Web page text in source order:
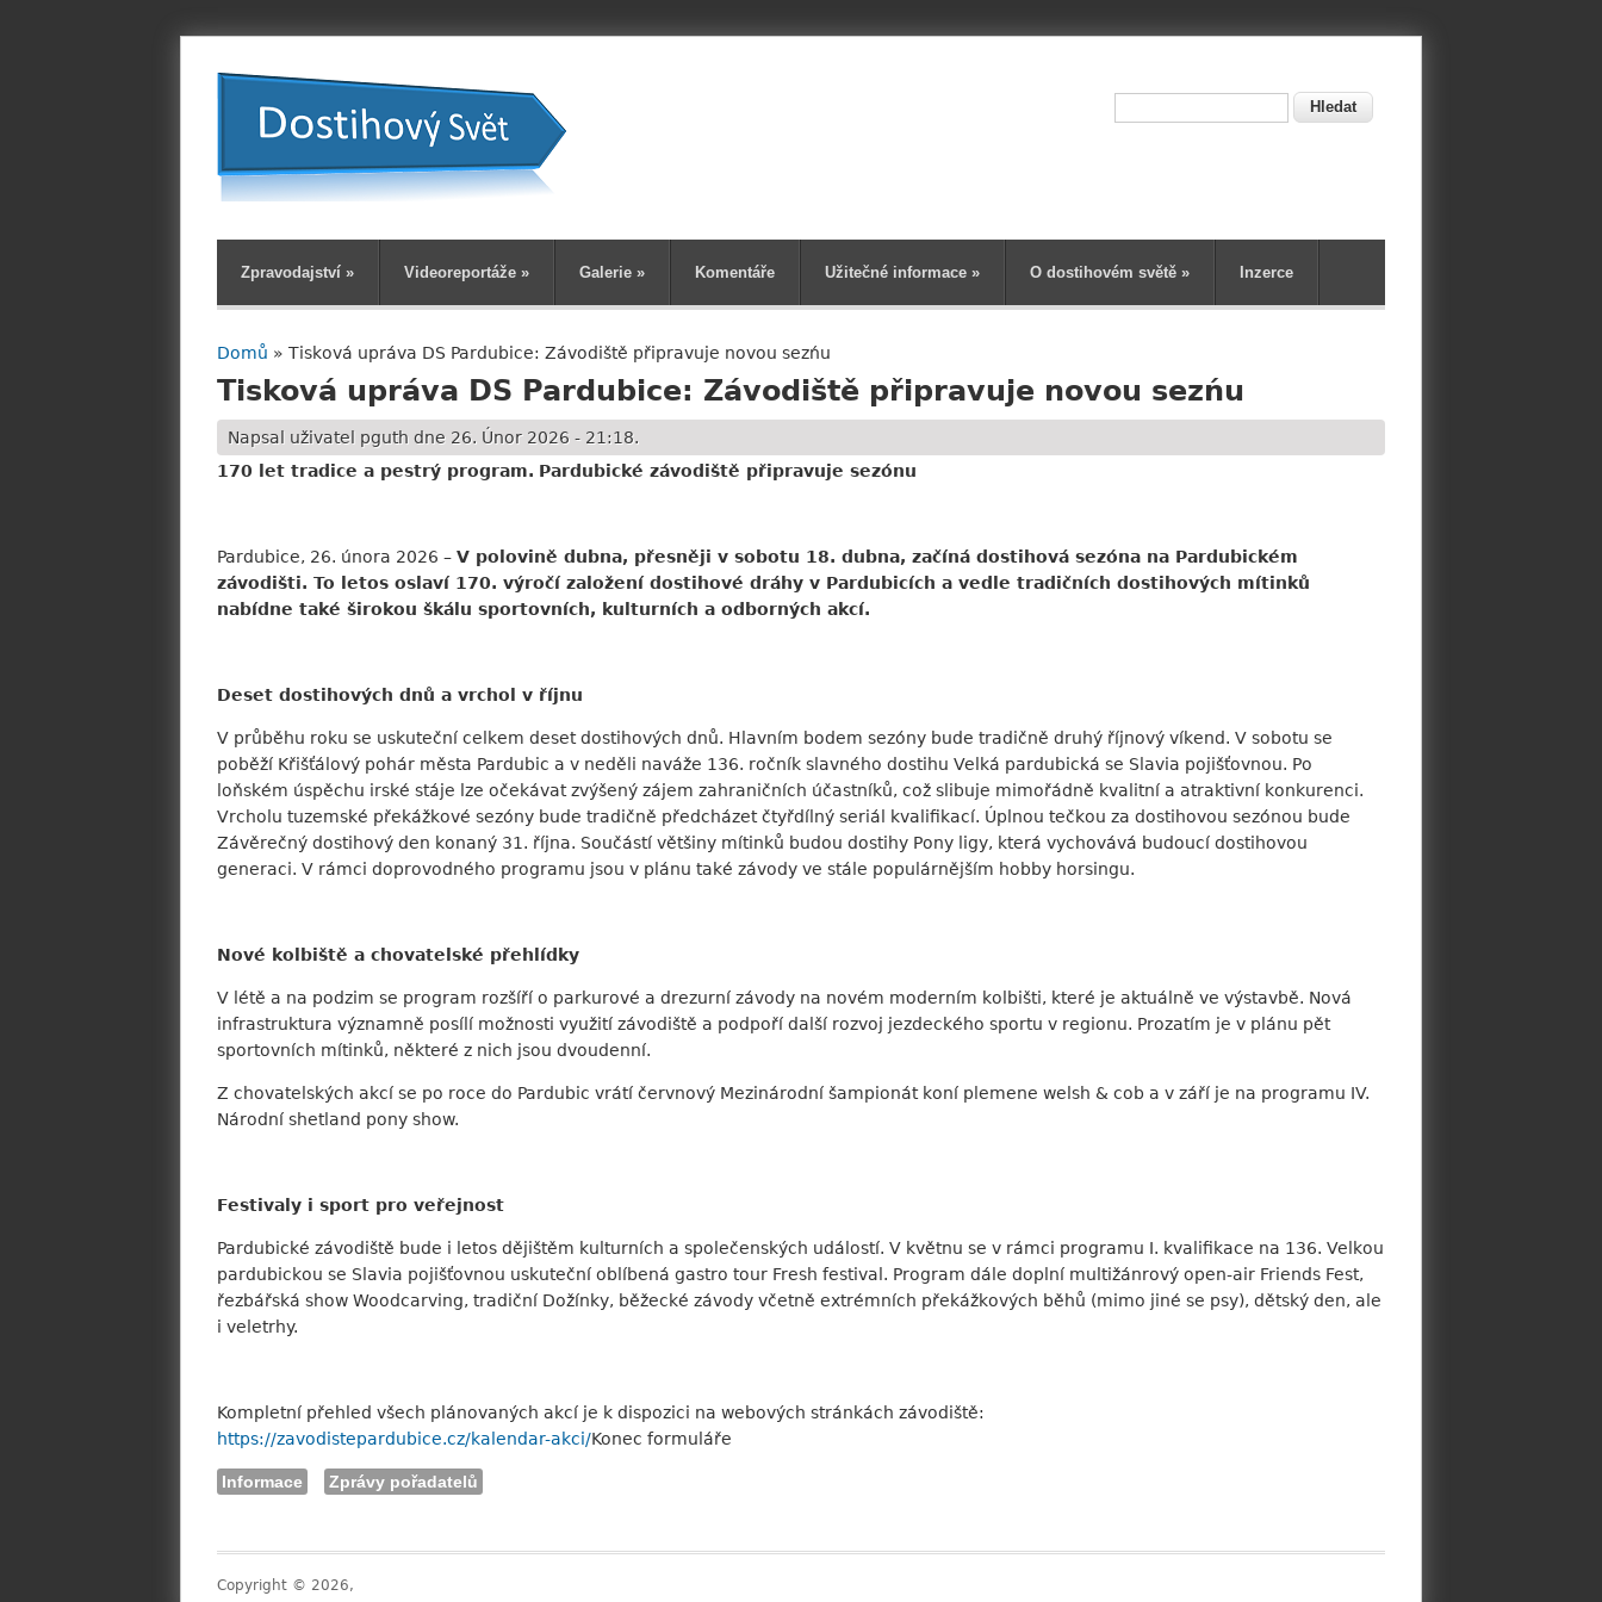
Zpravodajství » Videoreportáže » Galerie » Komentáře Užitečné informace » O dostihovém světě » Inzerce
Jste zde
Domů » Tisková upráva DS Pardubice: Závodiště připravuje novou sezńu
Tisková upráva DS Pardubice: Závodiště připravuje novou sezńu
Napsal uživatel pguth dne 26. Únor 2026 - 21:18.
170 let tradice a pestrý program. Pardubické závodiště připravuje sezónu
Pardubice, 26. února 2026 – V polovině dubna, přesněji v sobotu 18. dubna, začíná dostihová sezóna na Pardubickém
závodišti. To letos oslaví 170. výročí založení dostihové dráhy v Pardubicích a vedle tradičních dostihových mítinků
nabídne také širokou škálu sportovních, kulturních a odborných akcí.
Deset dostihových dnů a vrchol v říjnu
V průběhu roku se uskuteční celkem deset dostihových dnů. Hlavním bodem sezóny bude tradičně druhý říjnový víkend. V sobotu se
poběží Křišťálový pohár města Pardubic a v neděli naváže 136. ročník slavného dostihu Velká pardubická se Slavia pojišťovnou. Po
loňském úspěchu irské stáje lze očekávat zvýšený zájem zahraničních účastníků, což slibuje mimořádně kvalitní a atraktivní konkurenci.
Vrcholu tuzemské překážkové sezóny bude tradičně předcházet čtyřdílný seriál kvalifikací. Úplnou tečkou za dostihovou sezónou bude
Závěrečný dostihový den konaný 31. října. Součástí většiny mítinků budou dostihy Pony ligy, která vychovává budoucí dostihovou
generaci. V rámci doprovodného programu jsou v plánu také závody ve stále populárnějším hobby horsingu.
Nové kolbiště a chovatelské přehlídky
V létě a na podzim se program rozšíří o parkurové a drezurní závody na novém moderním kolbišti, které je aktuálně ve výstavbě. Nová
infrastruktura významně posílí možnosti využití závodiště a podpoří další rozvoj jezdeckého sportu v regionu. Prozatím je v plánu pět
sportovních mítinků, některé z nich jsou dvoudenní.
Z chovatelských akcí se po roce do Pardubic vrátí červnový Mezinárodní šampionát koní plemene welsh & cob a v září je na programu IV.
Národní shetland pony show.
Festivaly i sport pro veřejnost
Pardubické závodiště bude i letos dějištěm kulturních a společenských událostí. V květnu se v rámci programu I. kvalifikace na 136. Velkou
pardubickou se Slavia pojišťovnou uskuteční oblíbená gastro tour Fresh festival. Program dále doplní multižánrový open-air Friends Fest,
řezbářská show Woodcarving, tradiční Dožínky, běžecké závody včetně extrémních překážkových běhů (mimo jiné se psy), dětský den, ale
i veletrhy.
Kompletní přehled všech plánovaných akcí je k dispozici na webových stránkách závodiště:
https://zavodistepardubice.cz/kalendar-akci/Konec formuláře
Informace Zprávy pořadatelů
Copyright © 2026,